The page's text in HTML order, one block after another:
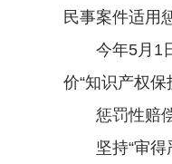
民事案件适用
今年5月1日
价“知识产权保
惩罚性赔偿
坚持“审得严